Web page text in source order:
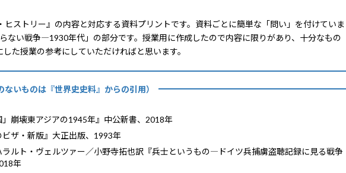
ストリー』の内容と対応する資料プリントです。資料ごとに簡単な「問い」を付けていま
ない戦争―1930年代」の部分です。授業用に作成したので内容に限りがあり、十分なもの
た授業の参考にしていただければと思います。
いものは『世界史史料』からの引用）
崩壊――東アジアの1945年』中公新書、2018年
ザ・新版』大正出版、1993年
ルト・ヴェルツァー／小野寺拓也訳『兵士というもの―ドイツ兵捕虜盗聴記録に見る戦争
年